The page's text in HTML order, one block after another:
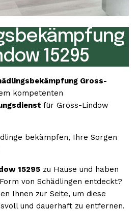
15295
Gross-
kompetenten
für Gross-Lindow
bekämpfen, Ihre Sorgen
15295 zu Hause und haben
von Schädlingen entdeckt?
Ihnen zur Seite, um diese
und dauerhaft zu entfernen.